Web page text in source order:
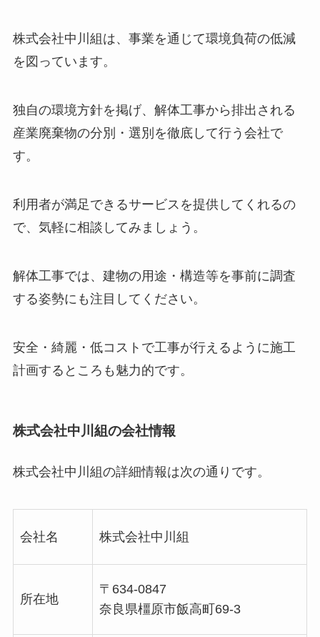
株式会社中川組は、事業を通じて環境負荷の低減
を図っています。
独自の環境方針を掲げ、解体工事から排出される
産業廃棄物の分別・選別を徹底して行う会社で
す。
利用者が満足できるサービスを提供してくれるの
で、気軽に相談してみましょう。
解体工事では、建物の用途・構造等を事前に調査
する姿勢にも注目してください。
安全・綺麗・低コストで工事が行えるように施工
計画するところも魅力的です。
株式会社中川組の会社情報
株式会社中川組の詳細情報は次の通りです。
会社名 株式会社中川組
所在地
〒634-0847
奈良県橿原市飯高町69-3